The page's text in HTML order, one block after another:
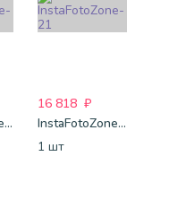
InstaFotoZone-20
16 818 ₽
InstaFotoZone-21
1 шт